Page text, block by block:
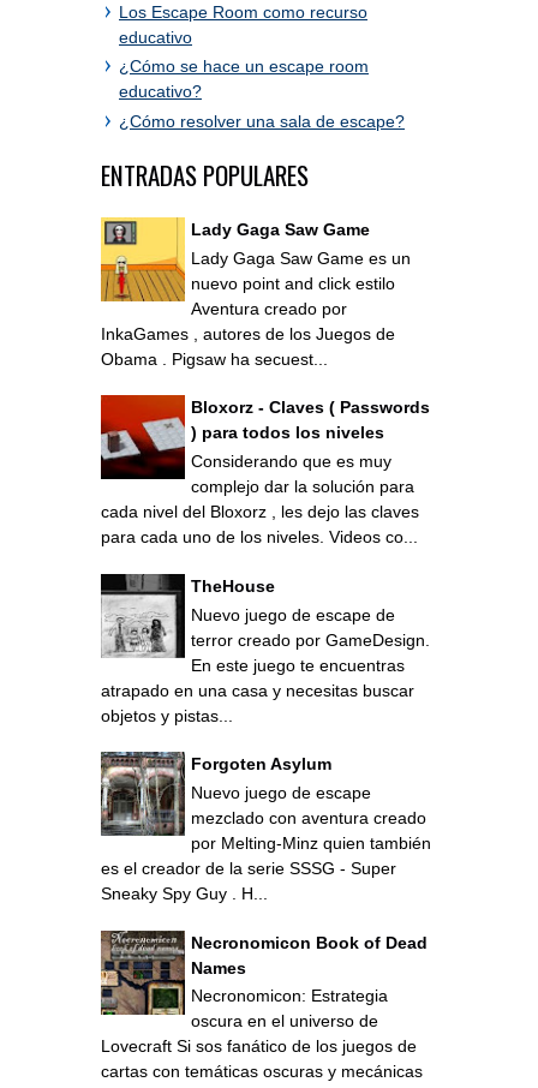
Los Escape Room como recurso
educativo
¿Cómo se hace un escape room
educativo?
¿Cómo resolver una sala de escape?
ENTRADAS POPULARES
Lady Gaga Saw Game
Lady Gaga Saw Game es un
nuevo point and click estilo
Aventura creado por
InkaGames , autores de los Juegos de
Obama . Pigsaw ha secuest...
Bloxorz - Claves ( Passwords
) para todos los niveles
Considerando que es muy
complejo dar la solución para
cada nivel del Bloxorz , les dejo las claves
para cada uno de los niveles. Videos co...
TheHouse
Nuevo juego de escape de
terror creado por GameDesign.
En este juego te encuentras
atrapado en una casa y necesitas buscar
objetos y pistas...
Forgoten Asylum
Nuevo juego de escape
mezclado con aventura creado
por Melting-Minz quien también
es el creador de la serie SSSG - Super
Sneaky Spy Guy . H...
Necronomicon Book of Dead
Names
Necronomicon: Estrategia
oscura en el universo de
Lovecraft Si sos fanático de los juegos de
cartas con temáticas oscuras y mecánicas